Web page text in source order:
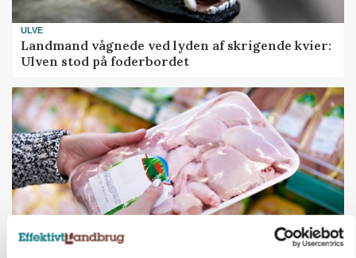
ULVE
Landmand vågnede ved lyden af skrigende kvier:
Ulven stod på foderbordet